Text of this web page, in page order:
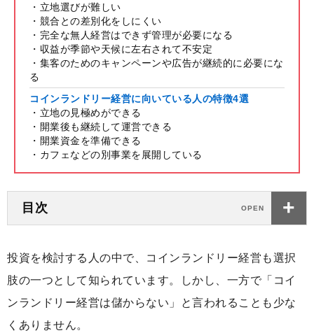
・立地選びが難しい
・競合との差別化をしにくい
・完全な無人経営はできず管理が必要になる
・収益が季節や天候に左右されて不安定
・集客のためのキャンペーンや広告が継続的に必要にな
る
コインランドリー経営に向いている人の特徴4選
・立地の見極めができる
・開業後も継続して運営できる
・開業資金を準備できる
・カフェなどの別事業を展開している
目次
投資を検討する人の中で、コインランドリー経営も選択
肢の一つとして知られています。しかし、一方で「コイ
ンランドリー経営は儲からない」と言われることも少な
くありません。